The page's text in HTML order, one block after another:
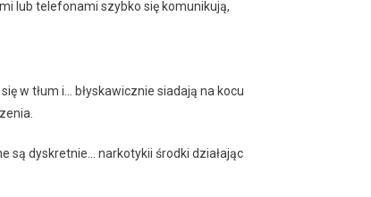
lub telefonami szybko się komunikują,
w tłum i… błyskawicznie siadają na kocu
są dyskretnie… narkotykii środki działając